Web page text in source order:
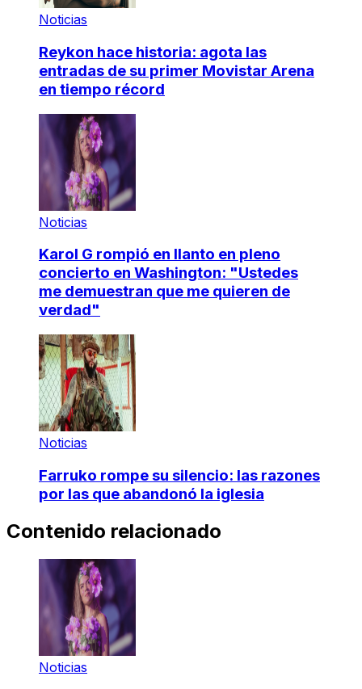
Noticias
Reykon hace historia: agota las
entradas de su primer Movistar Arena
en tiempo récord
Noticias
Karol G rompió en llanto en pleno
concierto en Washington: "Ustedes
me demuestran que me quieren de
verdad"
Noticias
Farruko rompe su silencio: las razones
por las que abandonó la iglesia
Contenido relacionado
Noticias